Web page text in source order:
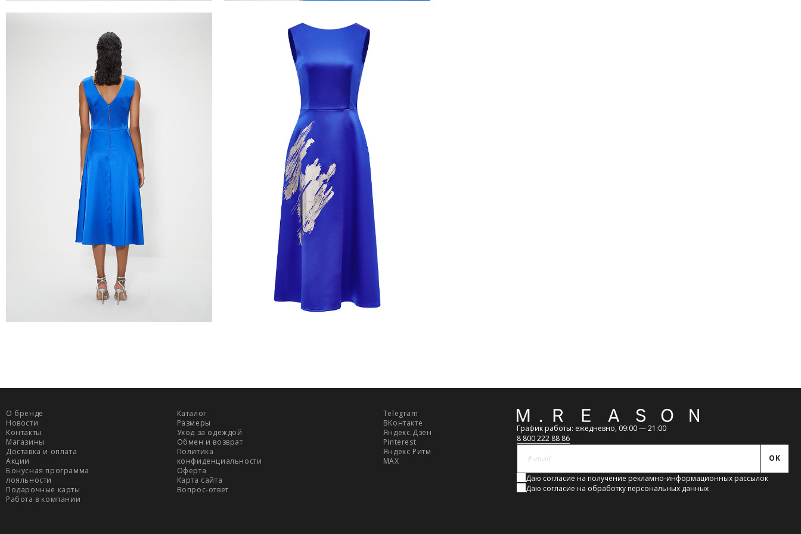
О бренде
Новости
Контакты
Магазины
Доставка и оплата
Акции
Бонусная программа
лояльности
Подарочные карты
Работа в компании
Каталог
Размеры
Уход за одеждой
Обмен и возврат
Политика
конфиденциальности
Оферта
Карта сайта
Вопрос-ответ
Telegram
ВКонтакте
Яндекс.Дзен
Pinterest
Яндекс Ритм
MAX
Обратная
связь
График работы: ежедневно, 09:00 — 21:00
8 800 222 88 86
OK
Даю согласие на получение рекламно-информационных рассылок
Даю согласие на обработку персональных данных
адресную доставку или в ПВЗ.
Срок доставки товаров в регионы может быть увеличен. Компания "М Ризон" не несет ответственности за нарушение сроков доставки
курьерскими службами.
ОПЛАТА
Оплата производится в момент получения заказа наличными или банковской картой.
Предварительно на сайте через платежную систему Intellect Money.
Регионы России, Московская обл., Ленинградская обл.
Предварительно на сайте через платежную систему Intellect Money.